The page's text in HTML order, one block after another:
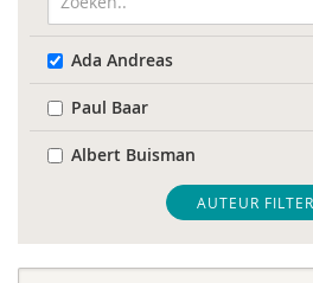
Ada Andreas
Paul Baar
Albert Buisman
AUTEUR